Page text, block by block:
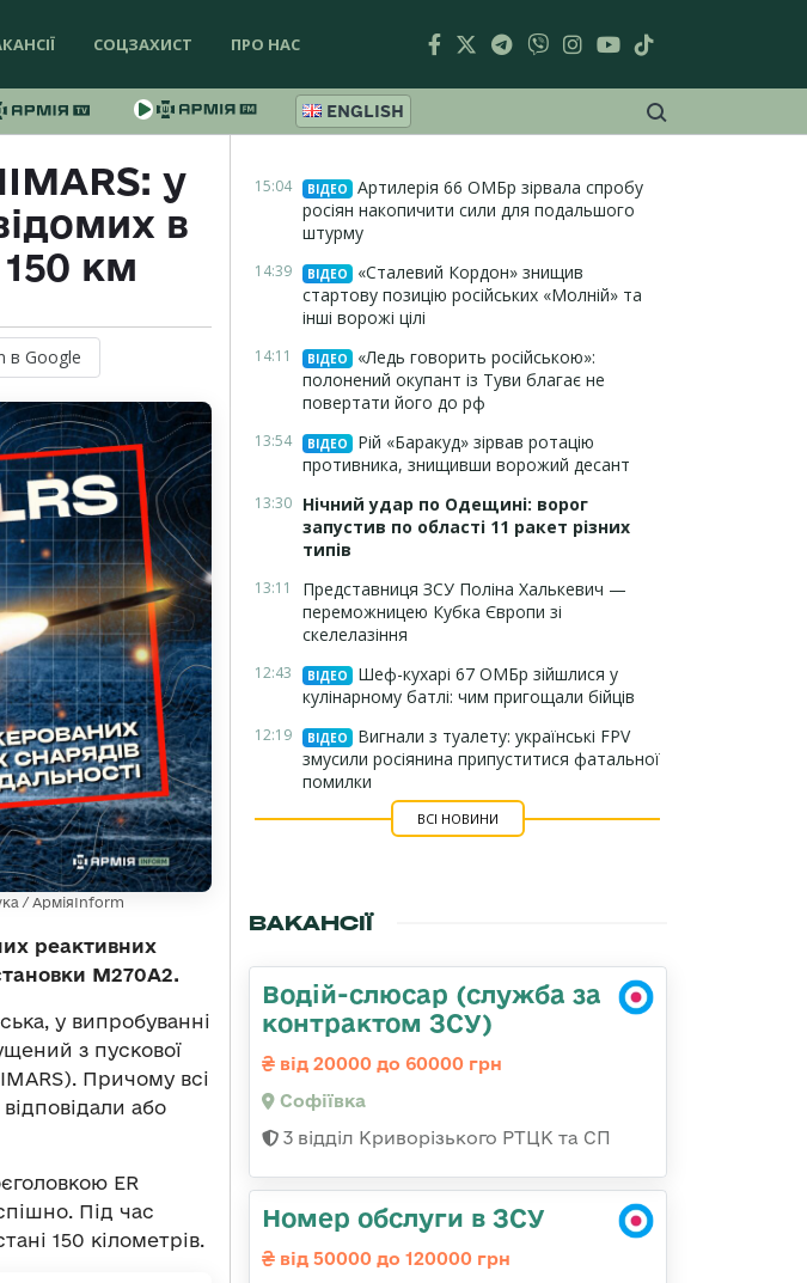
СОЦЗАХИСТ ПРО НАС
ENGLISH
у
в
км
в Google
/ АрміяInform
реактивних
M270A2.
у випробуванні
з пускової
Причому всі
або
ER
Під час
150 кілометрів.
15:04 ВІДЕО
Артилерія 66 ОМБр зірвала спробу
росіян накопичити сили для подальшого
штурму
14:39 ВІДЕО
«Сталевий Кордон» знищив
стартову позицію російських «Молній» та
інші ворожі цілі
14:11 ВІДЕО
«Ледь говорить російською»:
полонений окупант із Туви благає не
повертати його до рф
13:54 ВІДЕО
Рій «Баракуд» зірвав ротацію
противника, знищивши ворожий десант
13:30 Нічний удар по Одещині: ворог
запустив по області 11 ракет різних
типів
13:11
Представниця ЗСУ Поліна Халькевич —
переможницею Кубка Європи зі
скелелазіння
12:43 ВІДЕО
Шеф-кухарі 67 ОМБр зійшлися у
кулінарному батлі: чим пригощали бійців
12:19 ВІДЕО
Вигнали з туалету: українські FPV
змусили росіянина припуститися фатальної
помилки
ВСІ НОВИНИ
ВАКАНСІЇ
Водій-слюсар (служба за
контрактом ЗСУ)
від 20000 до 60000 грн
Софіївка
3 відділ Криворізького РТЦК та СП
Номер обслуги в ЗСУ
від 50000 до 120000 грн